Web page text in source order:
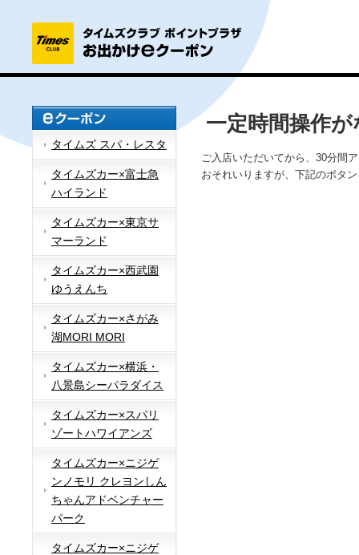
タイムズ スパ・レスタ
タイムズカー×富士急
ハイランド
タイムズカー×東京サ
マーランド
タイムズカー×西武園
ゆうえんち
タイムズカー×さがみ
湖MORI MORI
タイムズカー×横浜・
八景島シーパラダイス
タイムズカー×スパリ
ゾートハワイアンズ
タイムズカー×ニジゲ
ンノモリ クレヨンしん
ちゃんアドベンチャー
パーク
タイムズカー×ニジゲ
一定時間操作
ご入店いただいてから、30分間
おそれいりますが、下記のボタ